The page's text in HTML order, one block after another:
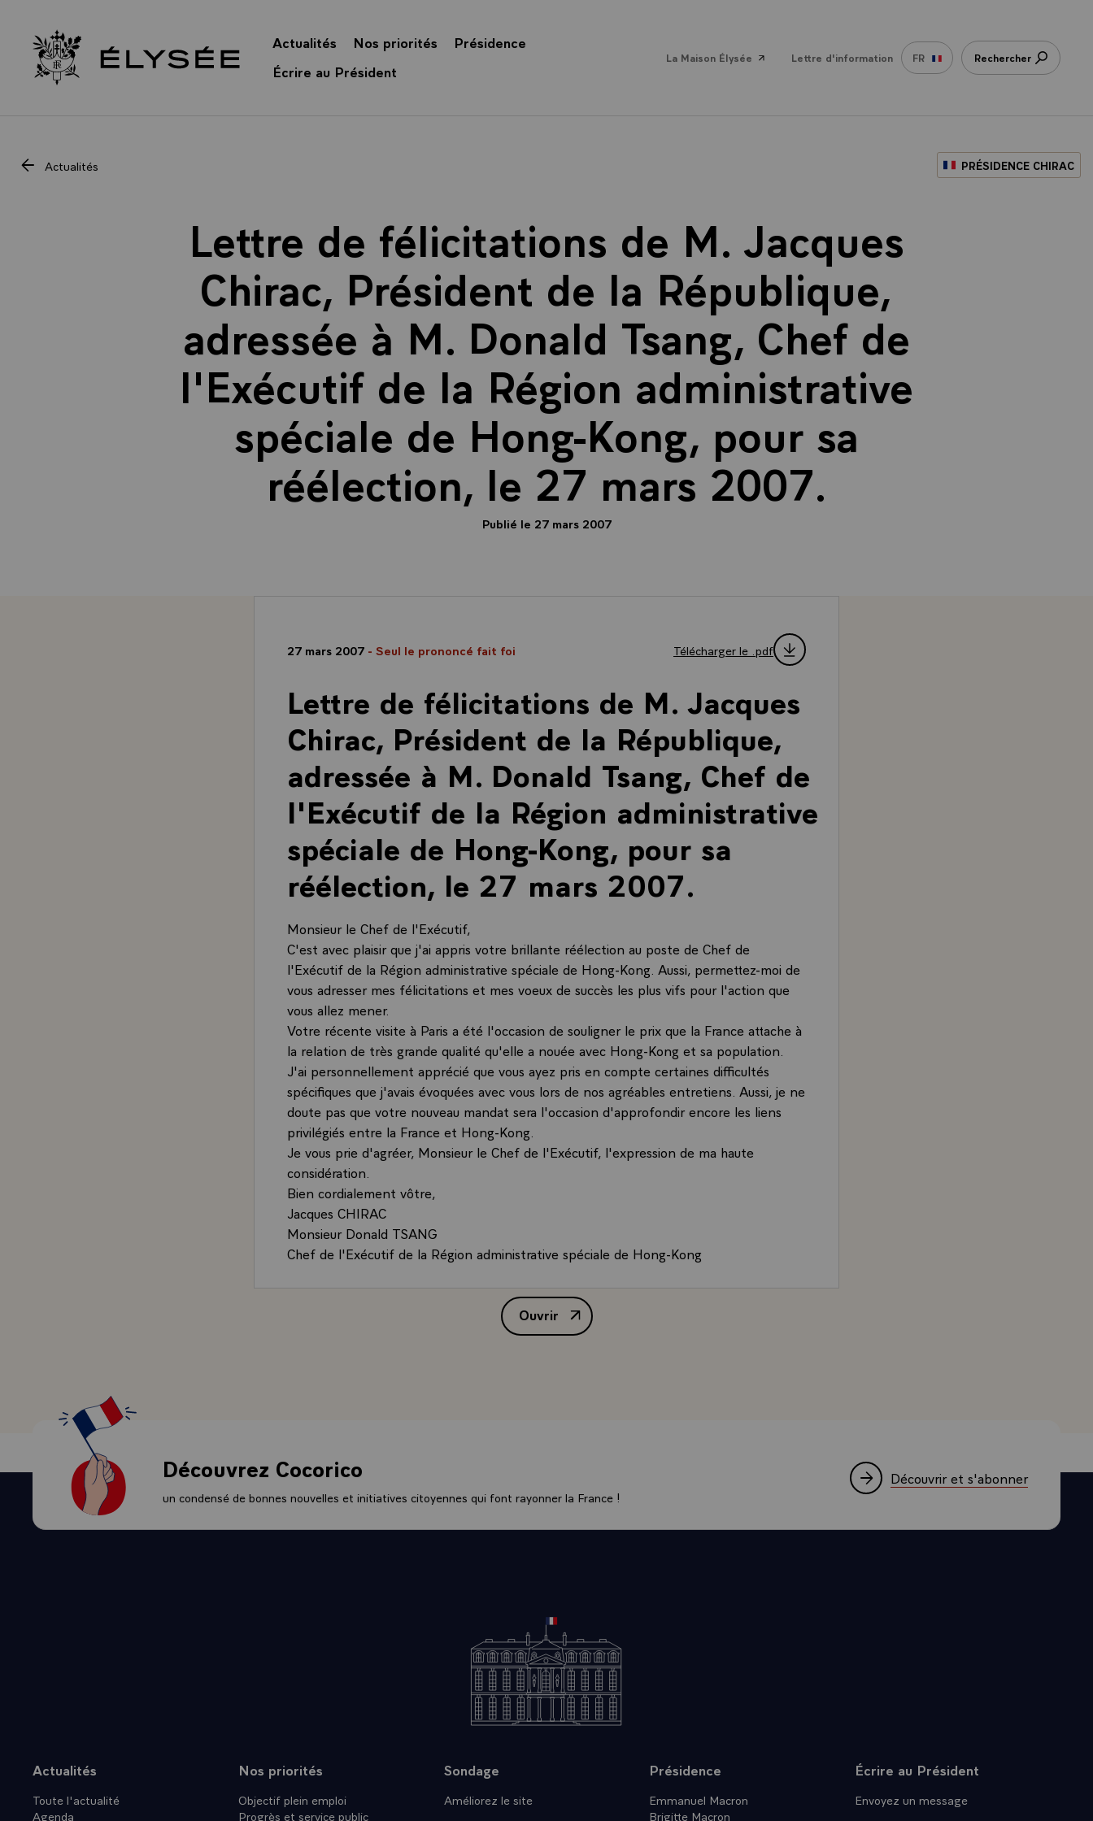
Retour à l’accueil Élysée
Actualités Nos priorités
Présidence
Écrire au Président
La Maison Élysée Lettre d'information FR Rechercher
Actualités PRÉSIDENCE CHIRAC
Lettre de félicitations de M. Jacques
Chirac, Président de la République,
adressée à M. Donald Tsang, Chef de
l'Exécutif de la Région administrative
spéciale de Hong-Kong, pour sa
réélection, le 27 mars 2007.
Publié le 27 mars 2007
27 mars 2007 - Seul le prononcé fait foi Télécharger le .pdf
Lettre de félicitations de M. Jacques
Chirac, Président de la République,
adressée à M. Donald Tsang, Chef de
l'Exécutif de la Région administrative
spéciale de Hong-Kong, pour sa
réélection, le 27 mars 2007.
Monsieur le Chef de l'Exécutif,
C'est avec plaisir que j'ai appris votre brillante réélection au poste de Chef de
l'Exécutif de la Région administrative spéciale de Hong-Kong. Aussi, permettez-moi de
vous adresser mes félicitations et mes voeux de succès les plus vifs pour l'action que
vous allez mener.
Votre récente visite à Paris a été l'occasion de souligner le prix que la France attache à
la relation de très grande qualité qu'elle a nouée avec Hong-Kong et sa population.
J'ai personnellement apprécié que vous ayez pris en compte certaines difficultés
spécifiques que j'avais évoquées avec vous lors de nos agréables entretiens. Aussi, je ne
doute pas que votre nouveau mandat sera l'occasion d'approfondir encore les liens
privilégiés entre la France et Hong-Kong.
Je vous prie d'agréer, Monsieur le Chef de l'Exécutif, l'expression de ma haute
considération.
Bien cordialement vôtre,
Jacques CHIRAC
Monsieur Donald TSANG
Chef de l'Exécutif de la Région administrative spéciale de Hong-Kong
Ouvrir
Lettre de félicitations de M. Jacques Chirac, Président de la République, adressée à
Découvrez Cocorico
un condensé de bonnes nouvelles et initiatives citoyennes qui font rayonner la France !
Découvrir et s'abonner
Plan du site
Actualités
Toute l'actualité
Agenda
Nos priorités
Objectif plein emploi
Progrès et service public
Sondage
Améliorez le site
Présidence
Emmanuel Macron
Brigitte Macron
Écrire au Président
Envoyez un message